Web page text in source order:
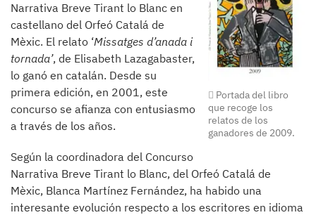
Portada del libro
que recoge los
relatos de los
ganadores de 2009.
Narrativa Breve Tirant lo Blanc en
castellano del Orfeó Catalá de
Mèxic. El relato ‘Missatges d’anada i
tornada’, de Elisabeth Lazagabaster,
lo ganó en catalán. Desde su
primera edición, en 2001, este
concurso se afianza con entusiasmo
a través de los años.
Según la coordinadora del Concurso
Narrativa Breve Tirant lo Blanc, del Orfeó Catalá de
Mèxic, Blanca Martínez Fernández, ha habido una
interesante evolución respecto a los escritores en idioma